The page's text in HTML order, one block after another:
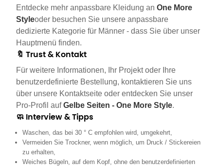
Entdecke mehr anpassbare Kleidung anOne More
Styleoder besuchen Sie unsere anpassbare
dedizierte Kategorie für Männer - dass Sie über unser
Hauptmenü finden.
🔖 Trust & Kontakt
Für weitere Informationen, Ihr Projekt oder Ihre
benutzerdefinierte Bestellung, kontaktieren Sie uns
über unsere Kontaktseite oder entdecken Sie unser
Pro-Profil aufGelbe Seiten - One More Style.
🧼 Interview & Tipps
Waschen, das bei 30 ° C empfohlen wird, umgekehrt,
Vermeiden Sie Trockner, wenn möglich, um Druck / Stickereien
zu erhalten,
Weiches Bügeln, auf dem Kopf, ohne den benutzerdefinierten